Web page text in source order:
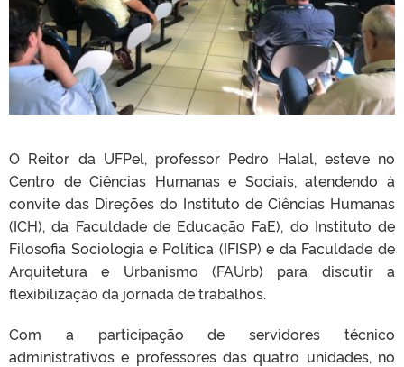
O Reitor da UFPel, professor Pedro Halal, esteve no
Centro de Ciências Humanas e Sociais, atendendo à
convite das Direções do Instituto de Ciências Humanas
(ICH), da Faculdade de Educação FaE), do Instituto de
Filosofia Sociologia e Política (IFISP) e da Faculdade de
Arquitetura e Urbanismo (FAUrb) para discutir a
flexibilização da jornada de trabalhos.
Com a participação de servidores técnico
administrativos e professores das quatro unidades, no